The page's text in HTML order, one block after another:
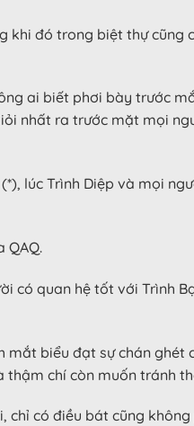
đó trong biệt thự cũng
ai biết phơi bày trước
nhất ra trước mặt mọi
lúc Trình Diệp và mọi
QAQ.
có quan hệ tốt với Trình
biểu đạt sự chán ghét
thậm chí còn muốn tránh
có điều bát cũng